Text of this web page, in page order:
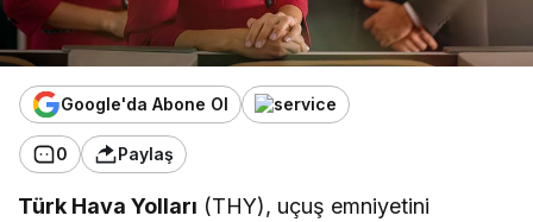
Google'da Abone Ol
0 Paylaş
Türk Hava Yolları (THY), uçuş emniyetini